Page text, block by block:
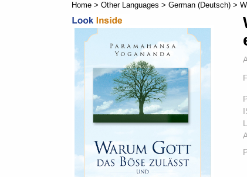
Home > Other Languages > German (Deutsch) >